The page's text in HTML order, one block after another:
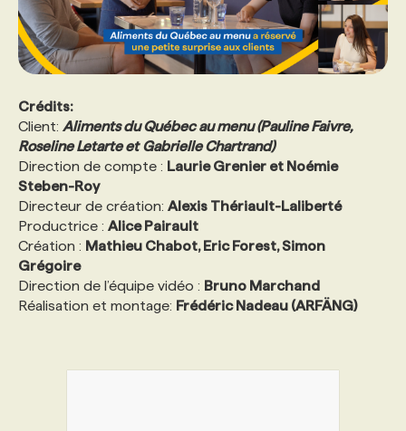
Crédits:
Client: Aliments du Québec au menu (Pauline Faivre,
Roseline Letarte et Gabrielle Chartrand)
Direction de compte : Laurie Grenier et Noémie
Steben-Roy
Directeur de création: Alexis Thériault-Laliberté
Productrice : Alice Pairault
Création : Mathieu Chabot, Eric Forest, Simon
Grégoire
Direction de l’équipe vidéo : Bruno Marchand
Réalisation et montage: Frédéric Nadeau (ARFÄNG)